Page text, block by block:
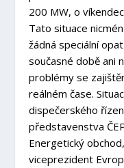
200 MW, o
Tato situace
žádná speciální
současné době ani
problémy se
reálném čase.
dispečerského
představenstva
Energetický
viceprezident